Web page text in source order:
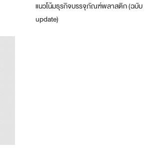
แนวโน้มธุรกิจบรรจุภัณฑ์พลาสติก (ฉบับ
update)